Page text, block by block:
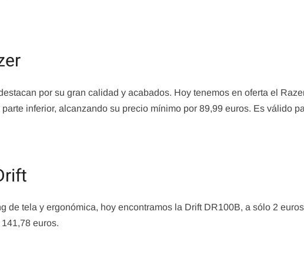
por su gran calidad y acabados. Hoy tenemos en oferta el
inferior, alcanzando su precio mínimo por 89,99 euros. Es válido
de tela y ergonómica, hoy encontramos la Drift DR100B, a sólo 2
euros.